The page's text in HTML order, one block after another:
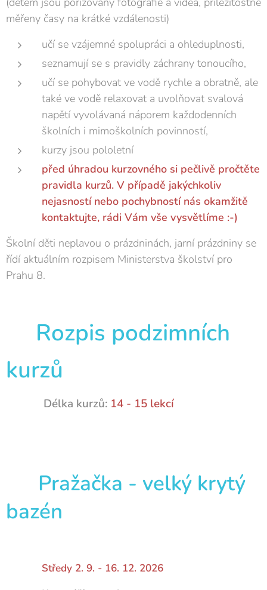
měřeny časy na krátké vzdálenosti)
učí se vzájemné spolupráci a ohleduplnosti,
seznamují se s pravidly záchrany tonoucího,
učí se pohybovat ve vodě rychle a obratně, ale
také ve vodě relaxovat a uvolňovat svalová
napětí vyvolávaná náporem každodenních
školních i mimoškolních povinností,
kurzy jsou pololetní
před úhradou kurzovného si pečlivě pročtěte
pravidla kurzů. V případě jakýchkoliv
nejasností nebo pochybností nás okamžitě
kontaktujte, rádi Vám vše vysvětlíme :-)
Školní děti neplavou o prázdninách, jarní prázdniny se
řídí aktuálním rozpisem Ministerstva školství pro
Prahu 8.
Rozpis podzimních
kurzů
Délka kurzů: 14 - 15 lekcí
Pražačka - velký krytý
bazén
Středy 2. 9. - 16. 12. 2026